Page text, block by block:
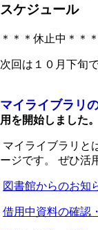
スケジュール
＊＊＊休止中＊＊＊
次回は１０月下旬で
マイライブラリ
用を開始しました。
マイライブラリと
ージです。 ぜひ活
図書館からのお知
借用中資料の確認